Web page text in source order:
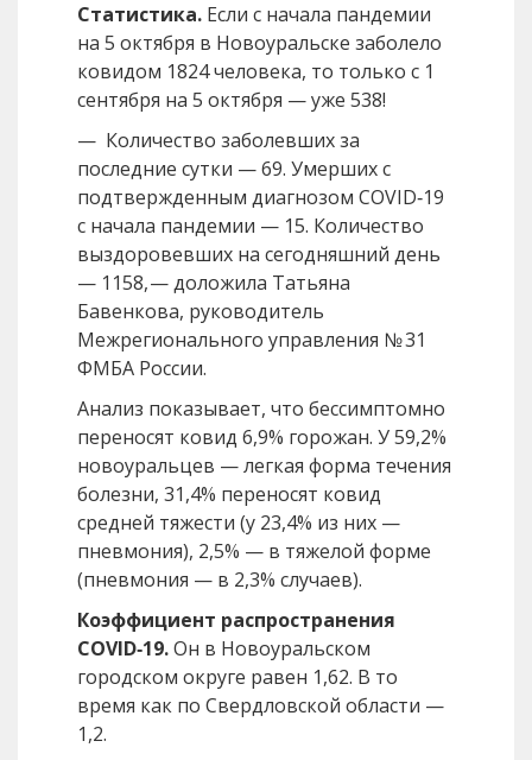
Статистика. Если с начала пандемии
на 5 октября в Новоуральске заболело
ковидом 1824 человека, то только с 1
сентября на 5 октября — уже 538!
— Количество заболевших за
последние сутки — 69. Умерших с
подтвержденным диагнозом COVID‑19
с начала пандемии — 15. Количество
выздоровевших на сегодняшний день
— 1158, — доложила Татьяна
Бавенкова, руководитель
Межрегионального управления № 31
ФМБА России.
Анализ показывает, что бессимптомно
переносят ковид 6,9% горожан. У 59,2%
новоуральцев — легкая форма течения
болезни, 31,4% переносят ковид
средней тяжести (у 23,4% из них —
пневмония), 2,5% — в тяжелой форме
(пневмония — в 2,3% случаев).
Коэффициент распространения
COVID‑19.Он в Новоуральском
городском округе равен 1,62. В то
время как по Свердловской области —
1,2.